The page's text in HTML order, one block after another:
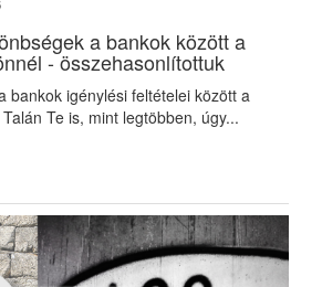
a bankok között a
- összehasonlítottuk
bankok igénylési feltételei között a
Te is, mint legtöbben, úgy...